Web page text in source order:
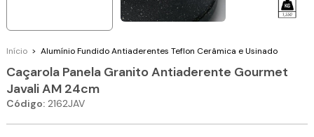
Início > Alumínio Fundido Antiaderentes Teflon Cerâmica e Usinado
Caçarola Panela Granito Antiaderente Gourmet
Javali AM 24cm
Código: 2162JAV